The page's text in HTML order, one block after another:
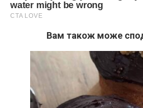
Вам також може